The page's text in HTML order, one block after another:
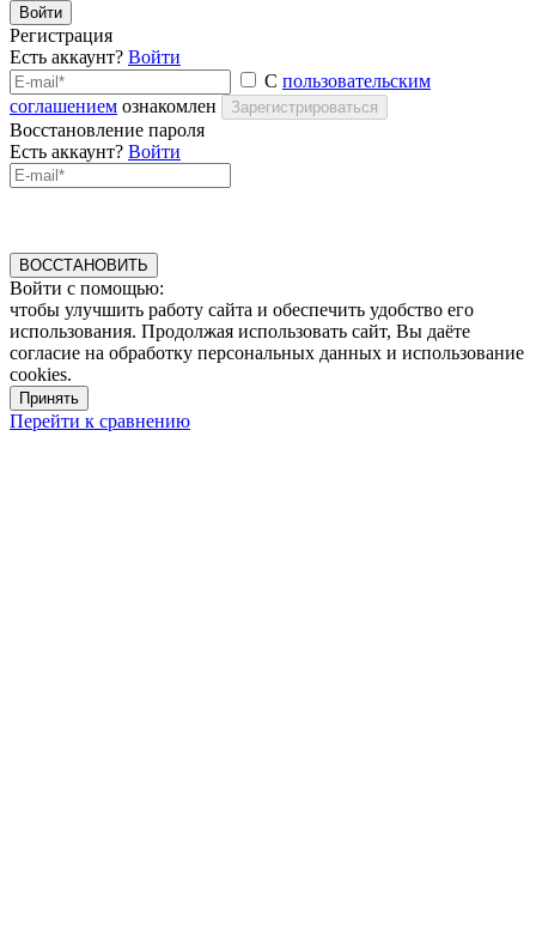
Войти
Регистрация
Есть аккаунт? Войти
С пользовательским
соглашением ознакомлен Зарегистрироваться
Восстановление пароля
Есть аккаунт? Войти
ВОССТАНОВИТЬ
Войти с помощью:
чтобы улучшить работу сайта и обеспечить удобство его
использования. Продолжая использовать сайт, Вы даёте
согласие на обработку персональных данных и использование
cookies.
Принять
Перейти к сравнению